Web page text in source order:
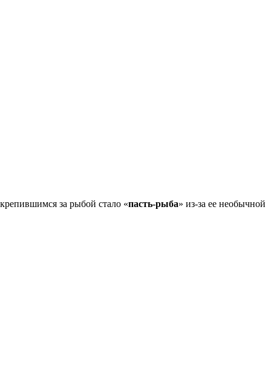
за рыбой стало «пасть-рыба» из-за ее необычной